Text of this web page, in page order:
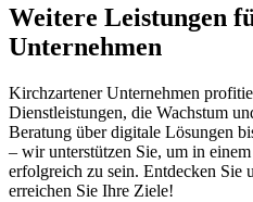
Weitere Leistungen
Unternehmen
Kirchzartener Unternehmen
Dienstleistungen, die Wachstum
Beratung über digitale Lösungen
– wir unterstützen Sie, um in
erfolgreich zu sein. Entdecken Sie
erreichen Sie Ihre Ziele!